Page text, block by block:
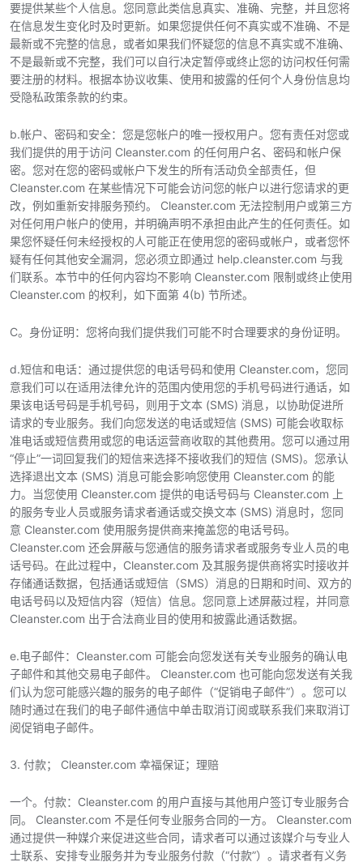
要提供某些个人信息。您同意此类信息真实、准确、完整，并且您将
在信息发生变化时及时更新。如果您提供任何不真实或不准确、不是
最新或不完整的信息，或者如果我们怀疑您的信息不真实或不准确、
不是最新或不完整，我们可以自行决定暂停或终止您的访问权任何需
要注册的材料。根据本协议收集、使用和披露的任何个人身份信息均
受隐私政策条款的约束。
b.帐户、密码和安全：您是您帐户的唯一授权用户。您有责任对您或
我们提供的用于访问 Cleanster.com 的任何用户名、密码和帐户保
密。您对在您的密码或帐户下发生的所有活动负全部责任，但
Cleanster.com 在某些情况下可能会访问您的帐户以进行您请求的更
改，例如重新安排服务预约。 Cleanster.com 无法控制用户或第三方
对任何用户帐户的使用，并明确声明不承担由此产生的任何责任。如
果您怀疑任何未经授权的人可能正在使用您的密码或帐户，或者您怀
疑有任何其他安全漏洞，您必须立即通过 help.cleanster.com 与我
们联系。本节中的任何内容均不影响 Cleanster.com 限制或终止使用
Cleanster.com 的权利，如下面第 4(b) 节所述。
C。身份证明：您将向我们提供我们可能不时合理要求的身份证明。
d.短信和电话：通过提供您的电话号码和使用 Cleanster.com，您同
意我们可以在适用法律允许的范围内使用您的手机号码进行通话，如
果该电话号码是手机号码，则用于文本 (SMS) 消息，以协助促进所
请求的专业服务。我们向您发送的电话或短信 (SMS) 可能会收取标
准电话或短信费用或您的电话运营商收取的其他费用。您可以通过用
“停止”一词回复我们的短信来选择不接收我们的短信 (SMS)。您承认
选择退出文本 (SMS) 消息可能会影响您使用 Cleanster.com 的能
力。当您使用 Cleanster.com 提供的电话号码与 Cleanster.com 上
的服务专业人员或服务请求者通话或交换文本 (SMS) 消息时，您同
意 Cleanster.com 使用服务提供商来掩盖您的电话号码。
Cleanster.com 还会屏蔽与您通信的服务请求者或服务专业人员的电
话号码。在此过程中，Cleanster.com 及其服务提供商将实时接收并
存储通话数据，包括通话或短信（SMS）消息的日期和时间、双方的
电话号码以及短信内容（短信）信息。您同意上述屏蔽过程，并同意
Cleanster.com 出于合法商业目的使用和披露此通话数据。
e.电子邮件：Cleanster.com 可能会向您发送有关专业服务的确认电
子邮件和其他交易电子邮件。 Cleanster.com 也可能向您发送有关我
们认为您可能感兴趣的服务的电子邮件（“促销电子邮件”）。您可以
随时通过在我们的电子邮件通信中单击取消订阅或联系我们来取消订
阅促销电子邮件。
3. 付款； Cleanster.com 幸福保证；理赔
一个。付款：Cleanster.com 的用户直接与其他用户签订专业服务合
同。 Cleanster.com 不是任何专业服务合同的一方。 Cleanster.com
通过提供一种媒介来促进这些合同，请求者可以通过该媒介与专业人
士联系、安排专业服务并为专业服务付款（“付款”）。请求者有义务